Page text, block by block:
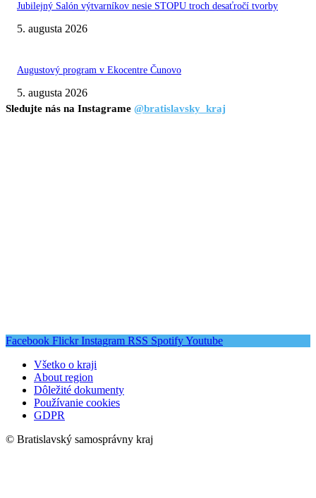
Jubilejný Salón výtvarníkov nesie STOPU troch desaťročí tvorby
5. augusta 2026
Augustový program v Ekocentre Čunovo
5. augusta 2026
Sledujte nás na Instagrame @bratislavsky_kraj
Facebook Flickr Instagram RSS SpotifyYoutube
Všetko o kraji
About region
Dôležité dokumenty
Používanie cookies
GDPR
© Bratislavský samosprávny kraj